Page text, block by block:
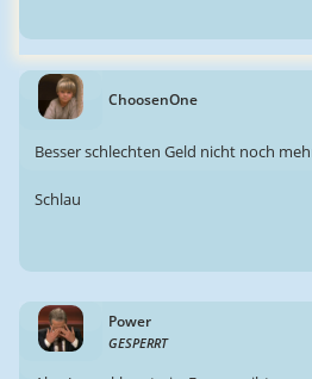
ChoosenOne
Besser schlechten Geld nicht noch
Schlau
Power
GESPERRT